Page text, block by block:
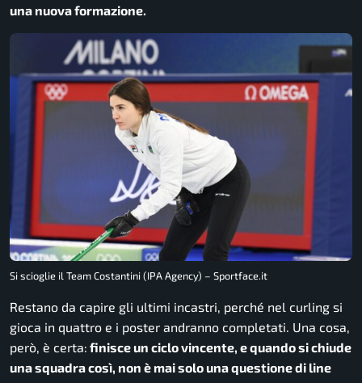
una nuova formazione.
Si scioglie il Team Costantini (IPA Agency) – Sportface.it
Restano da capire gli ultimi incastri, perché nel curling si
gioca in quattro e i poster andranno completati. Una cosa,
però, è certa: finisce un ciclo vincente, e quando si chiude
una squadra così, non è mai solo una questione di line